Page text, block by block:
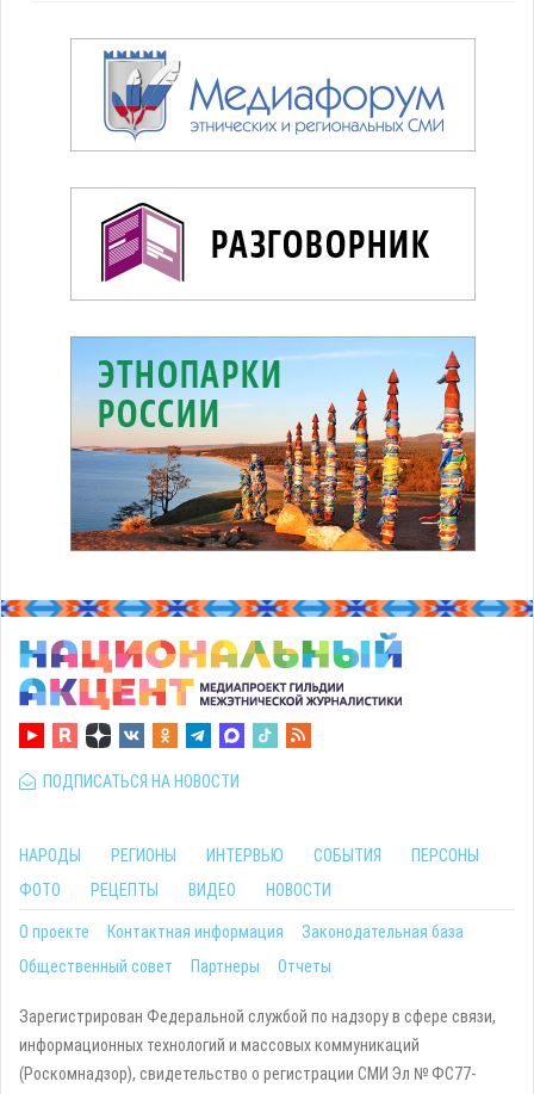
ПОДПИСАТЬСЯ НА НОВОСТИ
НАРОДЫ РЕГИОНЫ ИНТЕРВЬЮ СОБЫТИЯ
ПЕРСОНЫ
ФОТО
РЕЦЕПТЫ ВИДЕО НОВОСТИ
О проекте Контактная информация
Законодательная база
Общественный совет
Партнеры Отчеты
Зарегистрирован Федеральной службой по надзору в сфере связи,
информационных технологий и массовых коммуникаций
(Роскомнадзор), свидетельство о регистрации СМИ Эл № ФС77-